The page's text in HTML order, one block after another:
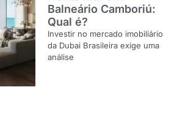
Balneário Camboriú:
Qual é?
Investir no mercado imobiliário
da Dubai Brasileira exige uma
análise